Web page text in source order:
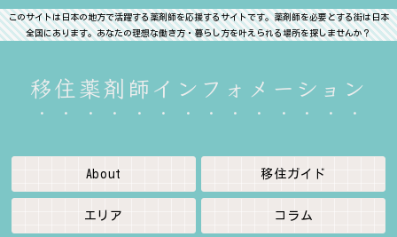
このサイトは日本の地方で活躍する薬剤師を応援するサイトです。薬剤師を必要とする街は日本
全国にあります。あなたの理想な働き方・暮らし方を叶えられる場所を探しませんか？
移住薬剤師インフォメーション
About 移住ガイド
エリア コラム